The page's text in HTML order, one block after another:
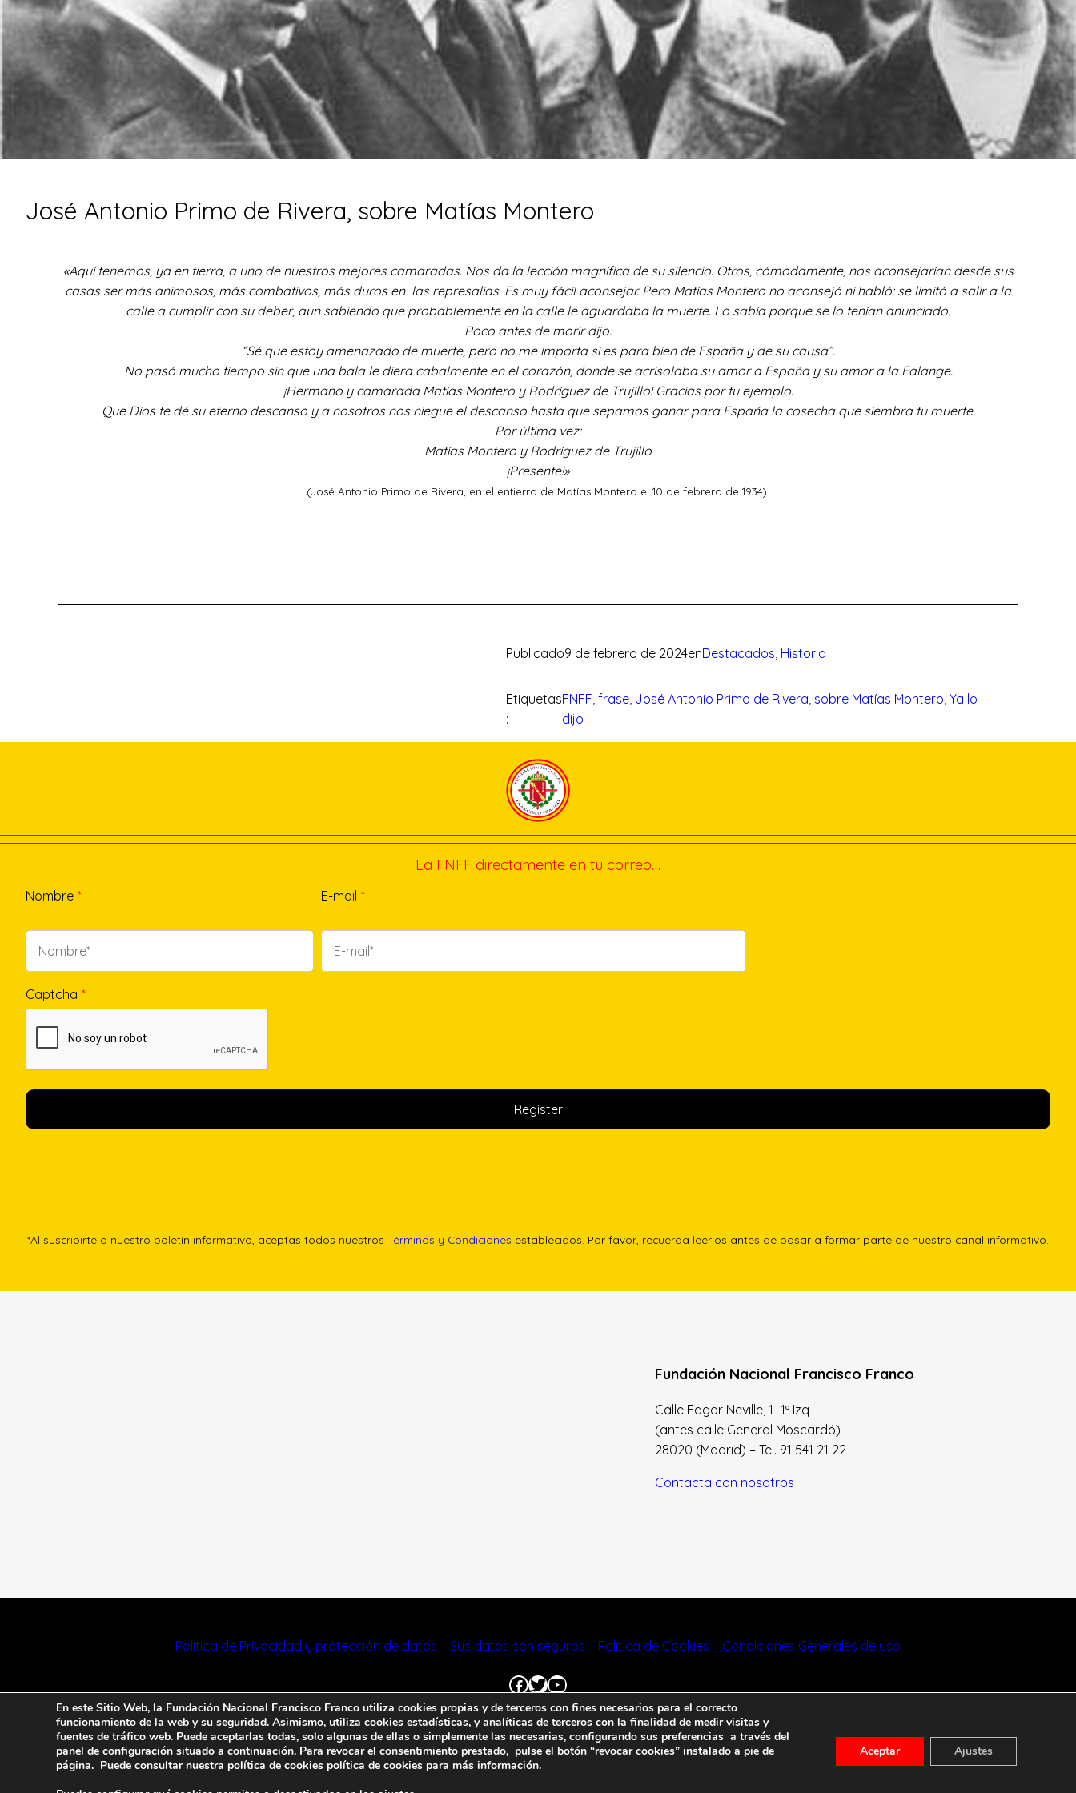
José Antonio Primo de Rivera, sobre Matías Montero
«Aquí tenemos, ya en tierra, a uno de nuestros mejores camaradas. Nos da la lección magnífica de su silencio. Otros, cómodamente, nos aconsejarían desde sus
casas ser más animosos, más combativos, más duros en las represalias. Es muy fácil aconsejar. Pero Matías Montero no aconsejó ni habló: se limitó a salir a la
calle a cumplir con su deber, aun sabiendo que probablemente en la calle le aguardaba la muerte. Lo sabía porque se lo tenían anunciado.
Poco antes de morir dijo:
“Sé que estoy amenazado de muerte, pero no me importa si es para bien de España y de su causa”.
No pasó mucho tiempo sin que una bala le diera cabalmente en el corazón, donde se acrisolaba su amor a España y su amor a la Falange.
¡Hermano y camarada Matías Montero y Rodríguez de Trujillo! Gracias por tu ejemplo.
Que Dios te dé su eterno descanso y a nosotros nos niegue el descanso hasta que sepamos ganar para España la cosecha que siembra tu muerte.
Por última vez:
Matías Montero y Rodríguez de Trujillo
¡Presente!»
(José Antonio Primo de Rivera, en el entierro de Matías Montero el 10 de febrero de 1934)
Publicado9 de febrero de 2024enDestacados, Historia
Etiquetas
:
FNFF, frase, José Antonio Primo de Rivera, sobre Matías Montero, Ya lo
dijo
La FNFF directamente en tu correo…
Nombre * E-mail *
Captcha *
*Al suscribirte a nuestro boletín informativo, aceptas todos nuestros Términos y Condiciones establecidos. Por favor, recuerda leerlos antes de pasar a formar parte de nuestro canal informativo.
Fundación Nacional Francisco Franco
Calle Edgar Neville, 1 -1º Izq
(antes calle General Moscardó)
28020 (Madrid) – Tel. 91 541 21 22
Contacta con nosotros
Política de Privacidad y protección de datos – Sus datos son seguros – Política de Cookies – Condiciones Generales de uso
Facebook
Twitter
YouTube
© 2023 FNFF | Todos los derechos reservados.
En este Sitio Web, la Fundación Nacional Francisco Franco utiliza cookies propias y de terceros con fines necesarios para el correcto
funcionamiento de la web y su seguridad. Asimismo, utiliza cookies estadísticas, y analíticas de terceros con la finalidad de medir visitas y
fuentes de tráfico web. Puede aceptarlas todas, solo algunas de ellas o simplemente las necesarias, configurando sus preferencias a través del
panel de configuración situado a continuación. Para revocar el consentimiento prestado, pulse el botón “revocar cookies” instalado a pie de
página. Puede consultar nuestra política de cookies política de cookies para más información.
Aceptar Ajustes